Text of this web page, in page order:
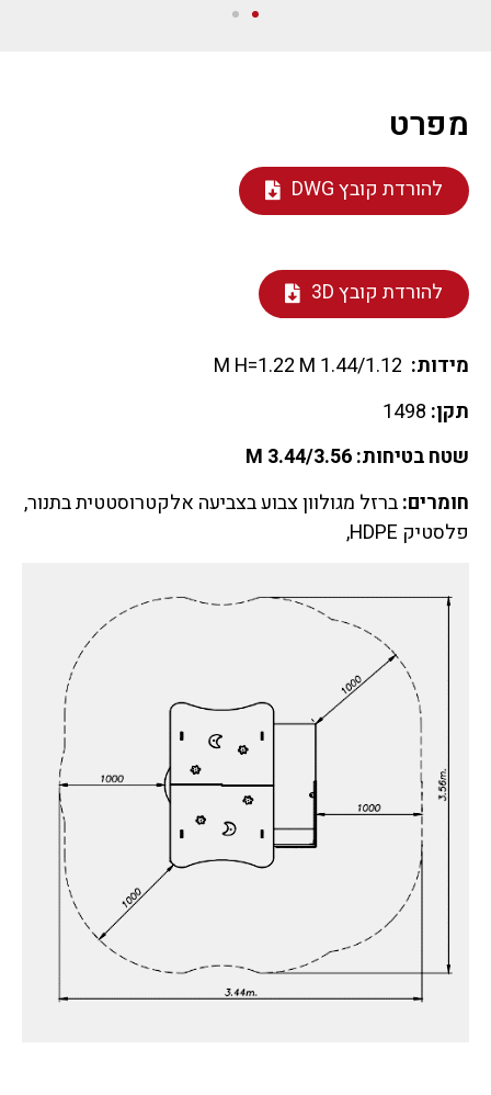
מפרט
להורדת קובץ DWG
להורדת קובץ 3D
מידות:
תקן:
שטח בטיחות: 3.44/3.56 M
חומרים:ברזל מגולוון צבוע בצביעה אלקטרוסטטית בתנור,
פלסטיק HDPE,